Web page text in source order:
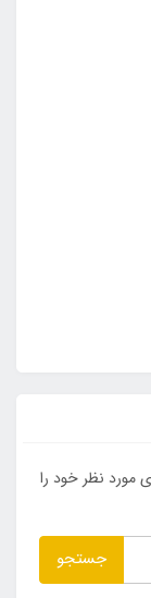
مورد نظر خود را
جستجو